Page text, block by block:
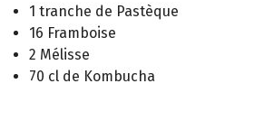
1 tranche de Pastèque
16 Framboise
2 Mélisse
70 cl de Kombucha